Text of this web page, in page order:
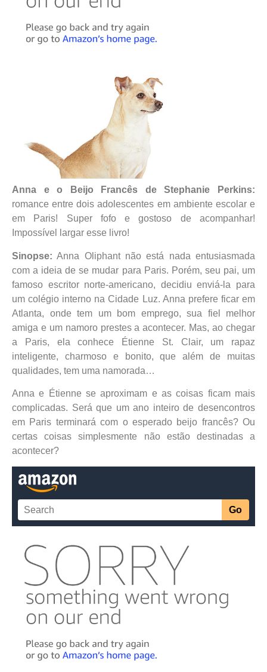
Anna e o Beijo Francês de Stephanie Perkins:
romance entre dois adolescentes em ambiente escolar e
em Paris! Super fofo e gostoso de acompanhar!
Impossível largar esse livro!
Sinopse: Anna Oliphant não está nada entusiasmada
com a ideia de se mudar para Paris. Porém, seu pai, um
famoso escritor norte-americano, decidiu enviá-la para
um colégio interno na Cidade Luz. Anna prefere ficar em
Atlanta, onde tem um bom emprego, sua fiel melhor
amiga e um namoro prestes a acontecer. Mas, ao chegar
a Paris, ela conhece Étienne St. Clair, um rapaz
inteligente, charmoso e bonito, que além de muitas
qualidades, tem uma namorada…
Anna e Étienne se aproximam e as coisas ficam mais
complicadas. Será que um ano inteiro de desencontros
em Paris terminará com o esperado beijo francês? Ou
certas coisas simplesmente não estão destinadas a
acontecer?